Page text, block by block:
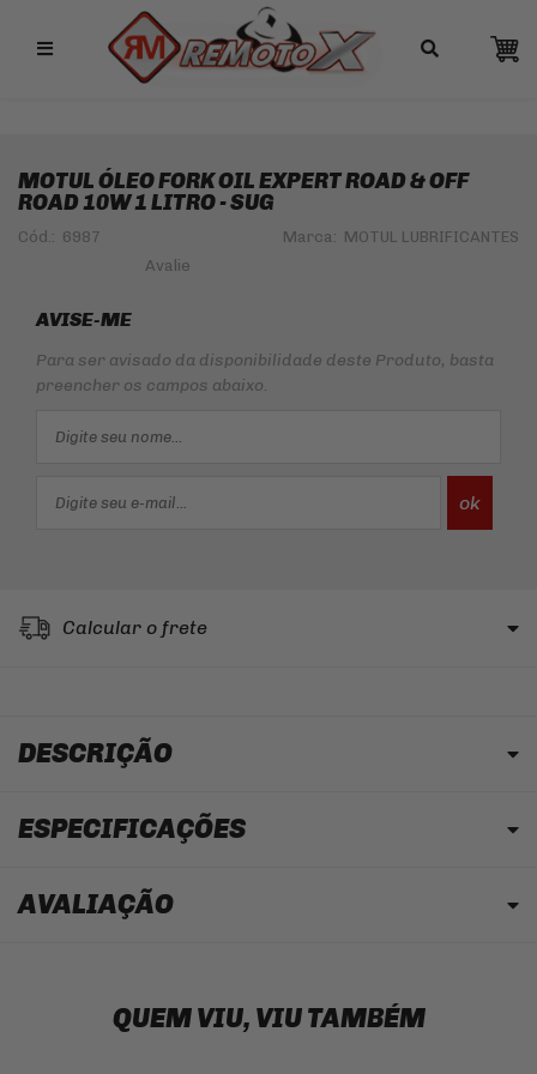
Remotox
MOTUL ÓLEO FORK OIL EXPERT ROAD & OFF
ROAD 10W 1 LITRO - SUG
Cód.: 6987 Marca: MOTUL LUBRIFICANTES
AVISE-ME
Para ser avisado da disponibilidade deste Produto, basta
preencher os campos abaixo.
Calcular o frete
DESCRIÇÃO
ESPECIFICAÇÕES
AVALIAÇÃO
QUEM VIU, VIU TAMBÉM